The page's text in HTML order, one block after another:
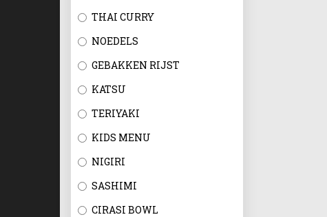
THAI CURRY
NOEDELS
GEBAKKEN RIJST
KATSU
TERIYAKI
KIDS MENU
NIGIRI
SASHIMI
CIRASI BOWL